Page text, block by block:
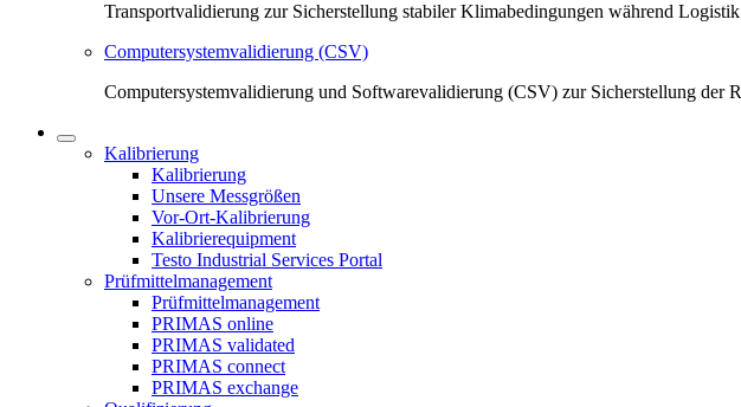
Transportvalidierung zur Sicherstellung stabiler Klimabedingungen während
Computersystemvalidierung (CSV)
Computersystemvalidierung und Softwarevalidierung (CSV) zur Sicherstellung der
Kalibrierung
Kalibrierung
Unsere Messgrößen
Vor-Ort-Kalibrierung
Kalibrierequipment
Testo Industrial Services Portal
Prüfmittelmanagement
Prüfmittelmanagement
PRIMAS online
PRIMAS validated
PRIMAS connect
PRIMAS exchange